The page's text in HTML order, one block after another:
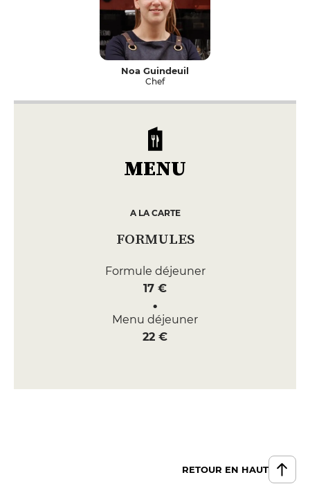
Noa Guindeuil
Chef
MENU
A LA CARTE
FORMULES
Formule déjeuner
17 €
Menu déjeuner
22 €
RETOUR EN HAUT